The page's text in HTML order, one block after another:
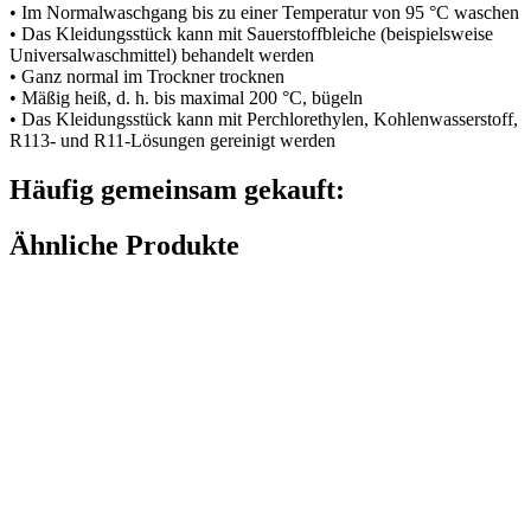
• Im Normalwaschgang bis zu einer Temperatur von 95 °C waschen
• Das Kleidungsstück kann mit Sauerstoffbleiche (beispielsweise
Universalwaschmittel) behandelt werden
• Ganz normal im Trockner trocknen
• Mäßig heiß, d. h. bis maximal 200 °C, bügeln
• Das Kleidungsstück kann mit Perchlorethylen, Kohlenwasserstoff,
R113- und R11-Lösungen gereinigt werden
Häufig gemeinsam gekauft:
Ähnliche Produkte